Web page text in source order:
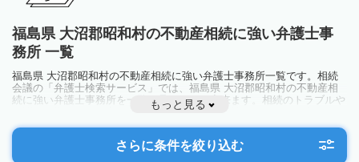
福島県 大沼郡昭和村の不動産相続に強い弁護士事
務所 一覧
福島県 大沼郡昭和村の不動産相続に強い弁護士事務所一覧です。相続
会議の「弁護士検索サービス」では、福島県 大沼郡昭和村の不動産相
続に強い弁護士事務所を一覧で見ることが出来ます。相続のトラブルや
お悩みを抱えている方は一度近隣の弁護士に相談してみましょう。
もっと見る
さらに条件を絞り込む